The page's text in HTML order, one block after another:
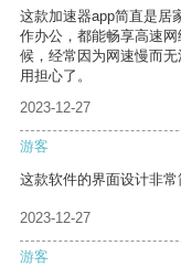
这款加速器app简直是居
作办公，都能畅享高速
候，经常因为网速慢而
用担心了。
2023-12-27
游客
这款软件的界面设计非常
2023-12-27
游客